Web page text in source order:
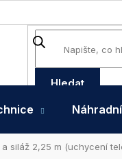
Hledat
siláž 2,25 m (uchycení